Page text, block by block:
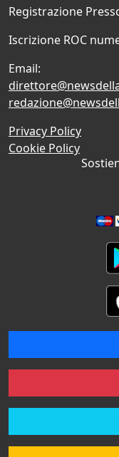
Registrazione
Iscrizione ROC
Email:
Privacy Policy
Cookie Policy